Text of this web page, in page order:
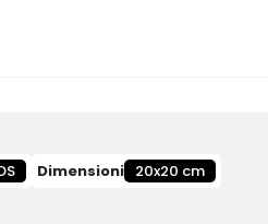
Dimensioni 20x20 cm